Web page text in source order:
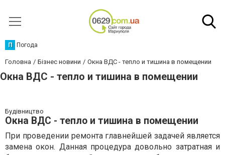
П Погода
Головна Бізнес новини Окна ВДС - тепло и тишина в помещении
Окна ВДС - тепло и тишина в помещении
Будівництво
Окна ВДС - тепло и тишина в помещении
При проведении ремонта главнейшей задачей является
замена окон. Данная процедура довольно затратная и